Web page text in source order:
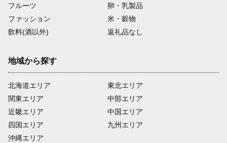
フルーツ
卵・乳製品
ファッション
米・穀物
飲料(酒以外)
返礼品なし
地域から探す
北海道エリア
関東エリア
近畿エリア
四国エリア
沖縄エリア
東北エリア
中部エリア
中国エリア
九州エリア